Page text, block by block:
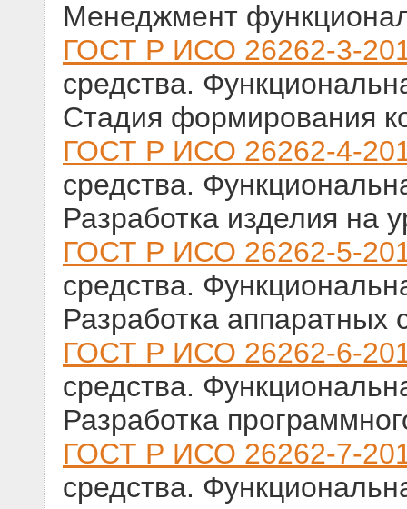
Менеджмент
ГОСТ Р ИСО 26262-3-
средства.
Стадия формирования
ГОСТ Р ИСО 26262-4-
средства.
Разработка изделия на
ГОСТ Р ИСО 26262-5-
средства.
Разработка аппаратных
ГОСТ Р ИСО 26262-6-
средства.
Разработка
ГОСТ Р ИСО 26262-7-
средства.